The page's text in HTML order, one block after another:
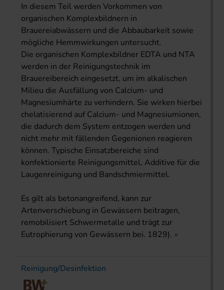
In diesem Teil werden Vorkommen von
organischen Komplexbildnern in
Brauereiabwässern und die Abbaubarkeit sowie
mögliche Hemmwirkungen untersucht.
Die organischen Komplexbildner EDTA und NTA
werden in der Reinigungstechnik im
Brauereibereich eingesetzt, um im alkalischen
Milieu die Ausfällung von Calcium- und
Magnesiumhärte zu verhindern. Sie wirken hierbei
chelatisierend auf Calcium- und Magnesiumionen,
die dadurch dem System entzogen werden und
nicht mehr mit fällenden Gegenionen reagieren
können. Typische Einsatzbereiche sind
konfektionierte Reinigungsmittel, Additive für die
Laugenreinigung und Bandschmiermittel.
Es gilt als betonangreifend, kann zur
Artenverschiebung in Gewässern beitragen,
remobilisiert Schwermetalle und trägt zur
Eutrophierung von Gewässern bei. 1829).
Reinigung/Desinfektion